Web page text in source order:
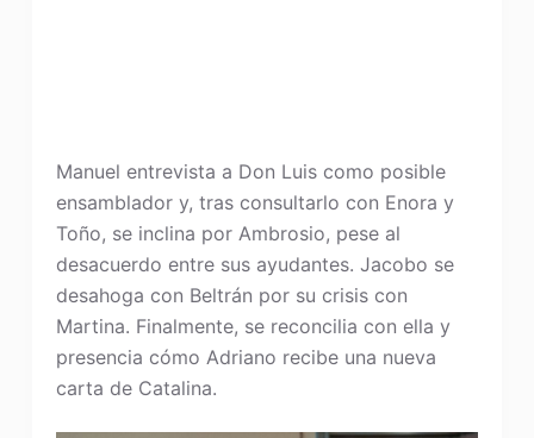
Manuel entrevista a Don Luis como posible
ensamblador y, tras consultarlo con Enora y
Toño, se inclina por Ambrosio, pese al
desacuerdo entre sus ayudantes. Jacobo se
desahoga con Beltrán por su crisis con
Martina. Finalmente, se reconcilia con ella y
presencia cómo Adriano recibe una nueva
carta de Catalina.